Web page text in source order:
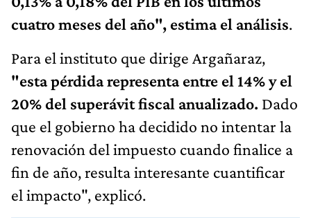
cuatro meses del año", estima el análisis.
Para el instituto que dirige Argañaraz,
"esta pérdida representa entre el 14% y el
20% del superávit fiscal anualizado. Dado
que el gobierno ha decidido no intentar la
renovación del impuesto cuando finalice a
fin de año, resulta interesante cuantificar
el impacto", explicó.